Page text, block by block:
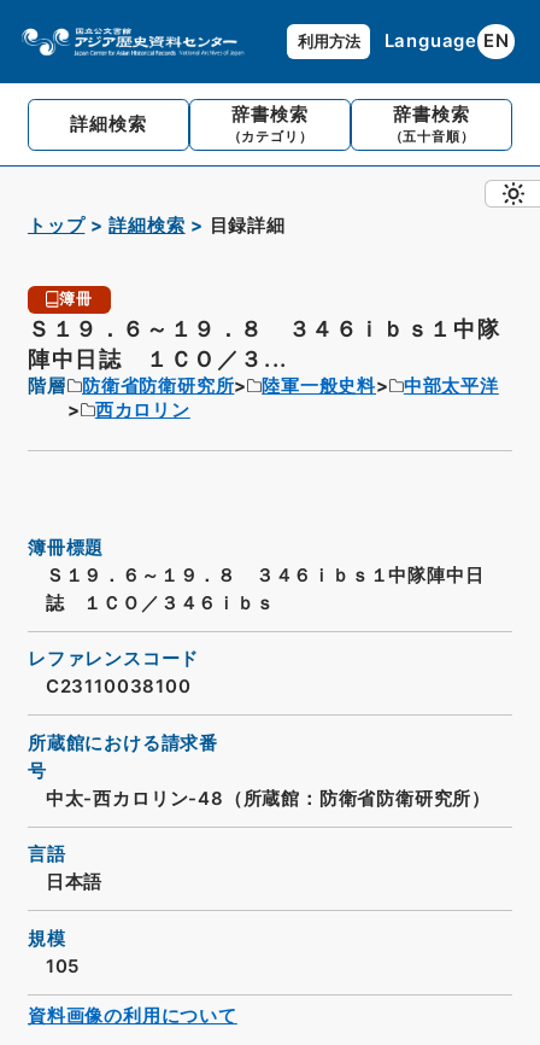
利用方法 Language EN
詳細検索 辞書検索
（カテゴリ）
辞書検索
（五十音順）
トップ 詳細検索 目録詳細
簿冊
Ｓ１９．６～１９．８ ３４６ｉｂｓ１中隊
陣中日誌 １ＣＯ／３...
階層 防衛省防衛研究所 陸軍一般史料
中部太平洋
西カロリン
簿冊標題
Ｓ１９．６～１９．８ ３４６ｉｂｓ１中隊陣中日
誌 １ＣＯ／３４６ｉｂｓ
レファレンスコード
C23110038100
所蔵館における請求番
号
中太-西カロリン-48（所蔵館：防衛省防衛研究所）
言語
日本語
規模
105
資料画像の利用について